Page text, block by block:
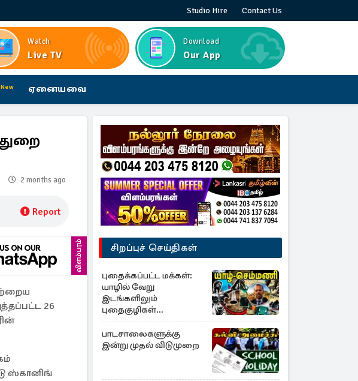
Studio Hire Contact Us
Watch
Live TV
Download
Our App
New ஏனையவை
2 months ago
Report
விளம்பரம்
26
ஸ்கானிங்
சிறப்புச் செய்திகள்
புதைக்கப்பட்ட மக்கள்:
யாழில் வேறு
இடங்களிலும்
புதைகுழிகள்
இருக்கலாம்..!
எழுமாற்றாக அகழ்வு
பாடசாலைகளுக்கு
இன்று முதல் விடுமுறை